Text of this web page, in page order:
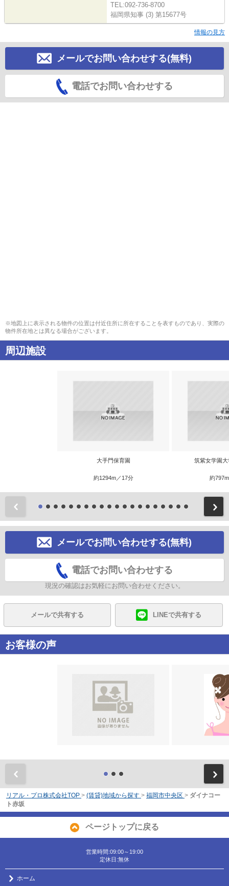
TEL:092-736-8700
福岡県知事 (3) 第15677号
情報の見方
メールでお問い合わせする(無料)
電話でお問い合わせする
※地図上に表示される物件の位置は付近住所に所在することを表すものであり、実際の
物件所在地とは異なる場合がございます。
周辺施設
大手門保育園
約1294m／17分
筑紫女学園
約
メールでお問い合わせする(無料)
電話でお問い合わせする
現況の確認はお気軽にお問い合わせください。
メールで共有する LINEで共有する
お客様の声
リアル・プロ株式会社TOP > (賃貸)地域から探す > 福岡市中央区 > ダイナコー
ト赤坂
ページトップに戻る
営業時間:09:00～19:00
定休日:無休
ホーム